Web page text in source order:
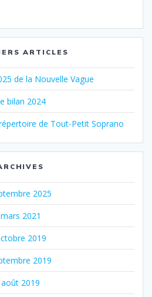
ARTICLES
de la Nouvelle Vague
bilan 2024
de Tout-Petit Soprano
2025
mars 2021
2019
2019
août 2019